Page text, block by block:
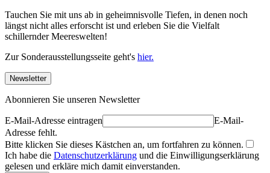
Tauchen Sie mit uns ab in geheimnisvolle Tiefen, in denen noch
längst nicht alles erforscht ist und erleben Sie die Vielfalt
schillernder Meereswelten!
Zur Sonderausstellungsseite geht's hier.
Newsletter
Abonnieren Sie unseren Newsletter
E-Mail-Adresse eintragen
E-Mail-
Adresse fehlt.
Bitte klicken Sie dieses Kästchen an, um fortfahren zu können.
Ich habe die Datenschutzerklärung und die Einwilligungserklärung
gelesen und erkläre mich damit einverstanden.